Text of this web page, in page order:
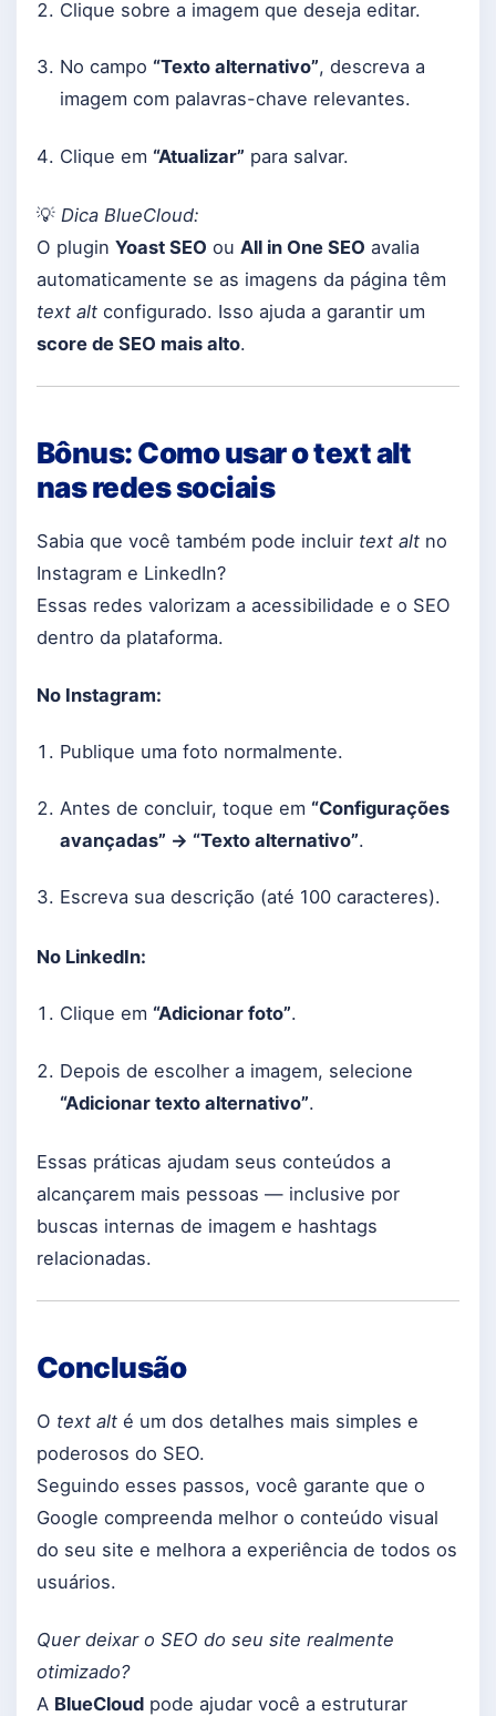
Clique sobre a imagem que deseja editar.
No campo “Texto alternativo”, descreva a
imagem com palavras-chave relevantes.
Clique em “Atualizar” para salvar.
💡 Dica BlueCloud:
O plugin Yoast SEO ou All in One SEO avalia
automaticamente se as imagens da página têm
text alt configurado. Isso ajuda a garantir um
score de SEO mais alto.
Bônus: Como usar o text alt
nas redes sociais
Sabia que você também pode incluir text alt no
Instagram e LinkedIn?
Essas redes valorizam a acessibilidade e o SEO
dentro da plataforma.
No Instagram:
Publique uma foto normalmente.
Antes de concluir, toque em “Configurações
avançadas” → “Texto alternativo”.
Escreva sua descrição (até 100 caracteres).
No LinkedIn:
Clique em “Adicionar foto”.
Depois de escolher a imagem, selecione
“Adicionar texto alternativo”.
Essas práticas ajudam seus conteúdos a
alcançarem mais pessoas — inclusive por
buscas internas de imagem e hashtags
relacionadas.
Conclusão
O text alt é um dos detalhes mais simples e
poderosos do SEO.
Seguindo esses passos, você garante que o
Google compreenda melhor o conteúdo visual
do seu site e melhora a experiência de todos os
usuários.
Quer deixar o SEO do seu site realmente
otimizado?
A BlueCloud pode ajudar você a estruturar